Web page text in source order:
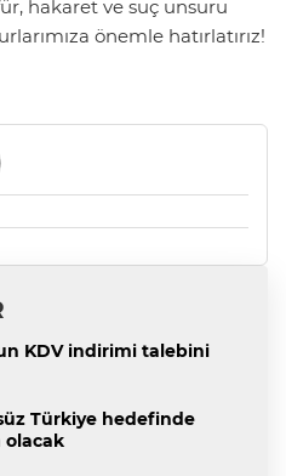
hakaret ve suç unsuru
önemle hatırlatırız!
KDV indirimi talebini
Türkiye hedefinde
olacak